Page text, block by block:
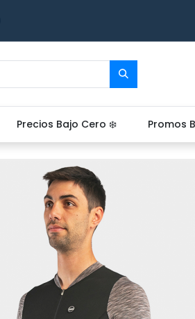
Precios Bajo Cero ❄️ Promos